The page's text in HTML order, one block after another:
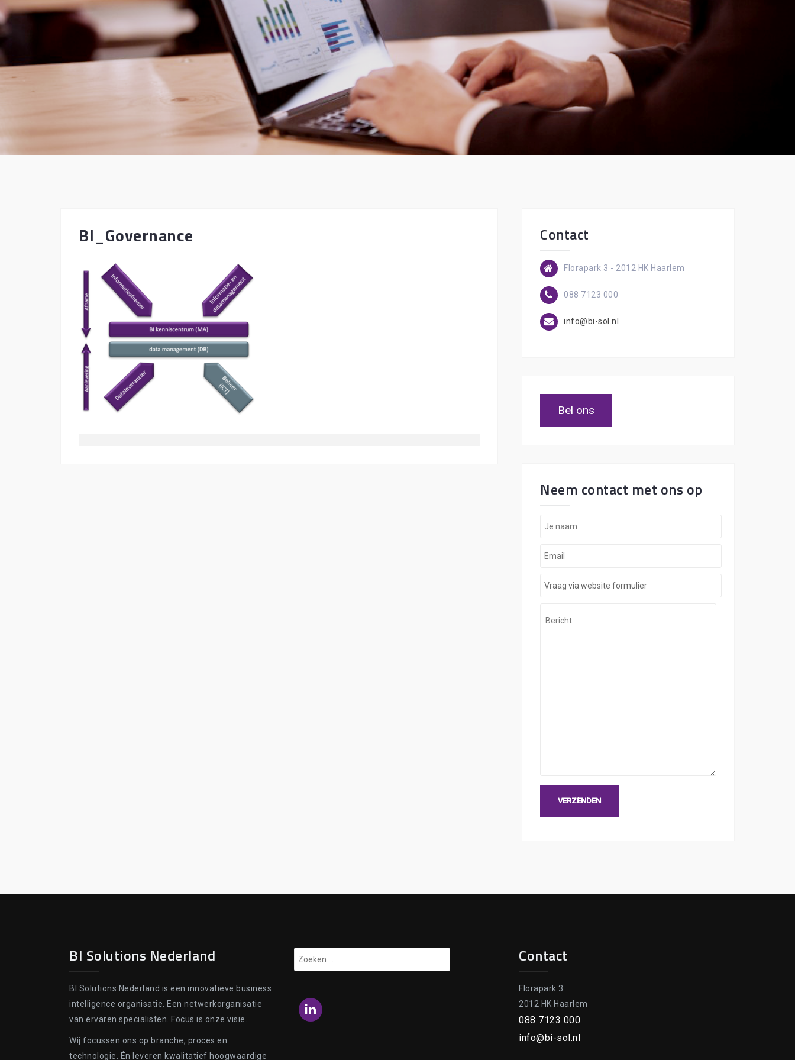
BI_Governance Contact
Florapark 3 - 2012 HK Haarlem
088 7123 000
info@bi-sol.nl
Bel ons
Neem contact met ons op
BI Solutions Nederland
BI Solutions Nederland is een innovatieve business
intelligence organisatie. Een netwerkorganisatie
van ervaren specialisten. Focus is onze visie.
Wij focussen ons op branche, proces en
technologie. Én leveren kwalitatief hoogwaardige
Zoeken
naar:
LinkedIn
Contact
Florapark 3
2012 HK Haarlem
088 7123 000
info@bi-sol.nl